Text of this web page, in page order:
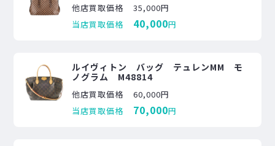
他店買取価格
35,000円
当店買取価格
40,000円
ルイヴィトン バッグ テュレンMM モ
ノグラム M48814
他店買取価格
60,000円
当店買取価格
70,000円